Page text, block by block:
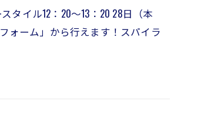
タイル12：20～13：20 28日（本
ォーム」から行えます！スパイラ